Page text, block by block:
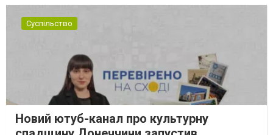
Суспільство
Новий ютуб-канал про культурну